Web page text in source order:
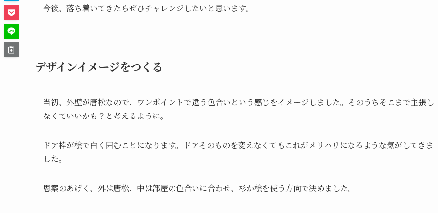
今後、落ち着いてきたらぜひチャレンジしたいと思います。
デザインイメージをつくる
当初、外壁が唐松なので、ワンポイントで違う色合いという感じをイメージしました。そのうちそこまで主張し
なくていいかも？と考えるように。
ドア枠が桧で白く囲むことになります。ドアそのものを変えなくてもこれがメリハリになるような気がしてきま
した。
思案のあげく、外は唐松、中は部屋の色合いに合わせ、杉か桧を使う方向で決めました。